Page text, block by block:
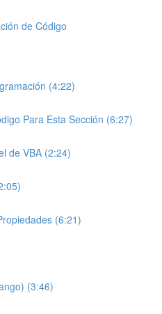
de Código
(4:22)
Para Esta Sección (6:27)
de VBA (2:24)
(6:21)
(3:46)